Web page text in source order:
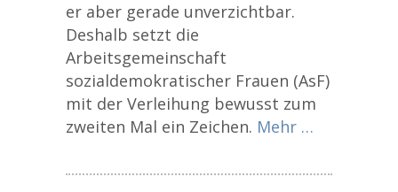
er aber gerade unverzichtbar.
Deshalb setzt die
Arbeitsgemeinschaft
sozialdemokratischer Frauen (AsF)
mit der Verleihung bewusst zum
zweiten Mal ein Zeichen. Mehr …